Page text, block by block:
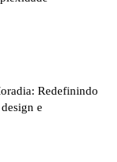
Redefinindo
e